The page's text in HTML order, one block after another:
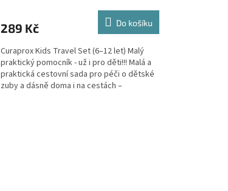
289 Kč Do košíku
Curaprox Kids Travel Set (6–12 let) Malý
praktický pomocník - už i pro děti!!! Malá a
praktická cestovní sada pro péči o dětské
zuby a dásně doma i na cestách –